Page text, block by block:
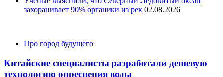
захоранивает 90% органики из рек 02.08.2026
CategoriesПро город будущего
Китайские специалисты разработали дешевую
технологию опреснения воды